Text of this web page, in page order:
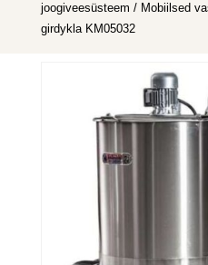
joogiveesüsteem / Mobiilsed
girdykla KM05032